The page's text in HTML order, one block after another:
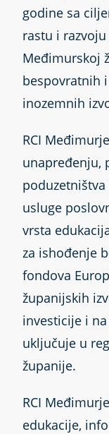
godine sa
rastu i
Međimurskoj
bespovratnih
inozemnih
RCI
unapređenju,
usluge
vrsta
za ishođenje
fondova
županijskih
investicije i
uključuje u
županije.
RCI
edukacije,